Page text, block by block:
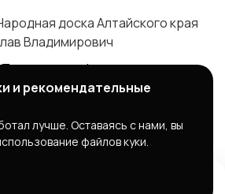
доска Алтайского края
Владимирович
Политика конфиденциальности
cookie
и рекомендательные
лучше. Оставаясь с нами, вы
файлов куки.